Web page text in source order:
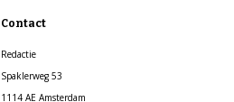
Contact
Redactie
Spaklerweg 53
1114 AE Amsterdam